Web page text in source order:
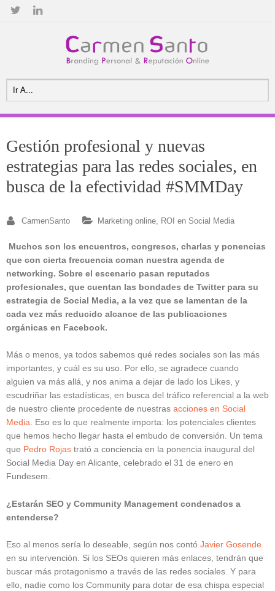
Gestión profesional y nuevas
estrategias para las redes sociales, en
busca de la efectividad #SMMDay
CarmenSanto Marketing online, ROI en Social Media
Muchos son los encuentros, congresos, charlas y ponencias
que con cierta frecuencia coman nuestra agenda de
networking. Sobre el escenario pasan reputados
profesionales, que cuentan las bondades de Twitter para su
estrategia de Social Media, a la vez que se lamentan de la
cada vez más reducido alcance de las publicaciones
orgánicas en Facebook.
Más o menos, ya todos sabemos qué redes sociales son las más
importantes, y cuál es su uso. Por ello, se agradece cuando
alguien va más allá, y nos anima a dejar de lado los Likes, y
escudriñar las estadísticas, en busca del tráfico referencial a la web
de nuestro cliente procedente de nuestras acciones en Social
Media. Eso es lo que realmente importa: los potenciales clientes
que hemos hecho llegar hasta el embudo de conversión. Un tema
que Pedro Rojas trató a conciencia en la ponencia inaugural del
Social Media Day en Alicante, celebrado el 31 de enero en
Fundesem.
¿Estarán SEO y Community Management condenados a
entenderse?
Eso al menos sería lo deseable, según nos contó Javier Gosende
en su intervención. Si los SEOs quieren más enlaces, tendrán que
buscar más protagonismo a través de las redes sociales. Y para
ello, nadie como los Community para dotar de esa chispa especial